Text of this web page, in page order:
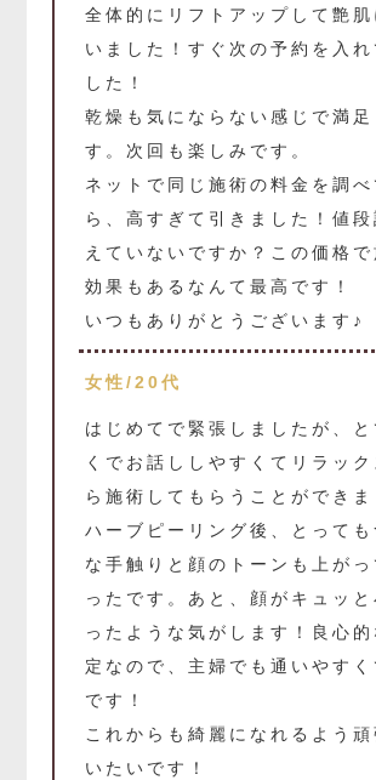
全体的にリフトアップして艶肌
いました！すぐ次の予約を入れ
した！
乾燥も気にならない感じで満足
す。次回も楽しみです。
ネットで同じ施術の料金を調べ
ら、高すぎて引きました！値段
えていないですか？この価格で
効果もあるなんて最高です！
いつもありがとうございます♪
女性/20代
はじめてで緊張しましたが、と
くでお話ししやすくてリラッ
ら施術してもらうことができま
ハーブピーリング後、とっても
な手触りと顔のトーンも上がっ
ったです。あと、顔がキュッと
ったような気がします！良心的
定なので、主婦でも通いやすく
です！
これからも綺麗になれるよう頑
いたいです！